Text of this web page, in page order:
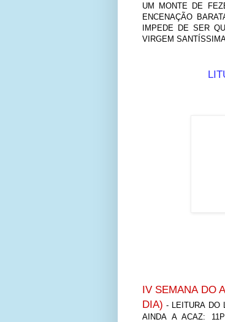
UM MONTE DE
ENCENAÇÃO
IMPEDE DE SER
VIRGEM
IV SEMANA DO
DIA) - LEITURA DO
AINDA A ACAZ: